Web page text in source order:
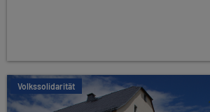
Volkssolidarität